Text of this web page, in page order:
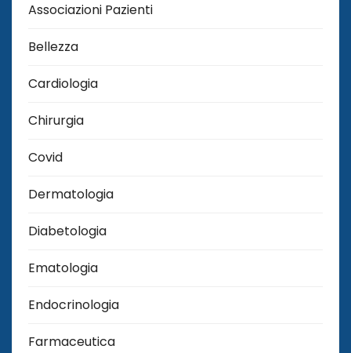
Associazioni Pazienti
Bellezza
Cardiologia
Chirurgia
Covid
Dermatologia
Diabetologia
Ematologia
Endocrinologia
Farmaceutica